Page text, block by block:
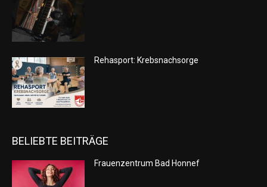
Rehasport: Krebsnachsorge
BELIEBTE BEITRÄGE
Frauenzentrum Bad Honnef